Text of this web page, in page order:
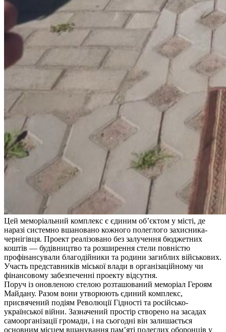
Цей меморіальний комплекс є єдиним об’єктом у місті, де
наразі системно вшановано кожного полеглого захисника-
чернігівця. Проект реалізовано без залучення бюджетних
коштів — будівництво та розширення стели повністю
профінансували благодійники та родини загиблих військових.
Участь представників міської влади в організаційному чи
фінансовому забезпеченні проекту відсутня.
Поруч із оновленою стелою розташований меморіал Героям
Майдану. Разом вони утворюють єдиний комплекс,
присвячений подіям Революції Гідності та російсько-
української війни. Зазначений простір створено на засадах
самоорганізації громади, і на сьогодні він залишається
основним місцем вшанування пам’яті полеглих оборонців у